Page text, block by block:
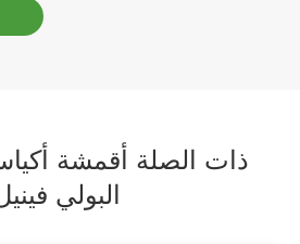
ذات الصلة أقمشة
البولي